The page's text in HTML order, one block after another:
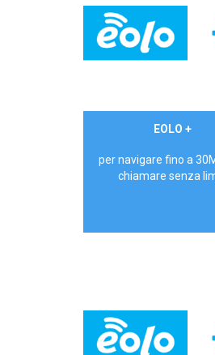
€ 24,90/meseEOLO +
per navigare fino a
chiamare senza